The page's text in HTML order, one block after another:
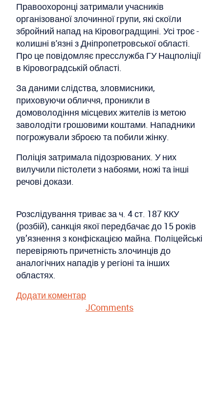
Правоохоронці затримали учасників
організованої злочинної групи, які скоїли
збройний напад на Кіровоградщині. Усі троє -
колишні в'язні з Дніпропетровської області.
Про це повідомляє пресслужба ГУ Нацполіції
в Кіровоградській області.
За даними слідства, зловмисники,
приховуючи обличчя, проникли в
домоволодіння місцевих жителів із метою
заволодіти грошовими коштами. Нападники
погрожували зброєю та побили жінку.
Поліція затримала підозрюваних. У них
вилучили пістолети з набоями, ножі та інші
речові докази.
Розслідування триває за ч. 4 ст. 187 ККУ
(розбій), санкція якої передбачає до 15 років
ув’язнення з конфіскацією майна. Поліцейські
перевіряють причетність злочинців до
аналогічних нападів у регіоні та інших
областях.
Додати коментар
JComments